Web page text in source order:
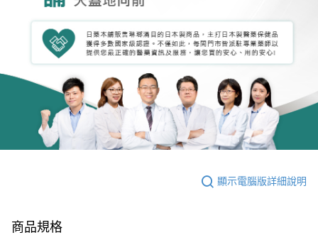
顯示電腦版詳細說明
商品規格